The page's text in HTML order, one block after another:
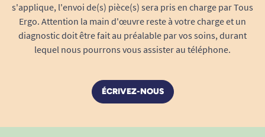
s'applique, l'envoi de(s) pièce(s) sera pris en charge par Tous
Ergo. Attention la main d'œuvre reste à votre charge et un
diagnostic doit être fait au préalable par vos soins, durant
lequel nous pourrons vous assister au téléphone.
ÉCRIVEZ-NOUS